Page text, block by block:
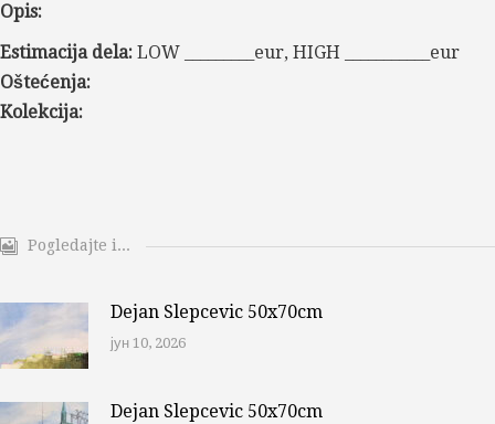
Opis:
Estimacija dela: LOW _________eur, HIGH ___________eur
Oštećenja:
Kolekcija:
Pogledajte i...
Dejan Slepcevic 50x70cm
јун 10, 2026
Dejan Slepcevic 50x70cm